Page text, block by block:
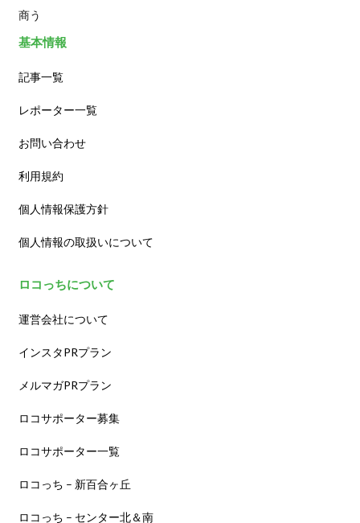
商う
基本情報
記事一覧
レポーター一覧
お問い合わせ
利用規約
個人情報保護方針
個人情報の取扱いについて
ロコっちについて
運営会社について
インスタPRプラン
メルマガPRプラン
ロコサポーター募集
ロコサポーター一覧
ロコっち – 新百合ヶ丘
ロコっち – センター北＆南